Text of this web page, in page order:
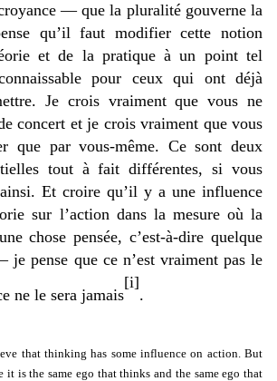
— que la pluralité gouverne la
qu’il faut modifier cette notion
et de la pratique à un point tel
pour ceux qui ont déjà
Je crois vraiment que vous ne
concert et je crois vraiment que vous
que par vous-même. Ce sont deux
tout à fait différentes, si vous
Et croire qu’il y a une influence
sur l’action dans la mesure où la
chose pensée, c’est-à-dire quelque
je pense que ce n’est vraiment pas le
ne le sera jamais
[i]
.
that thinking has some influence on action. But
it is the same ego that thinks and the same ego that